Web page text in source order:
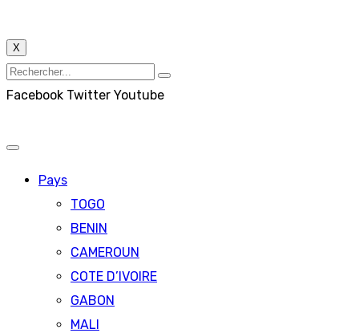
X
Facebook Twitter Youtube
Pays
TOGO
BENIN
CAMEROUN
COTE D’IVOIRE
GABON
MALI